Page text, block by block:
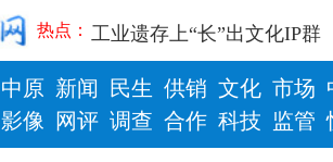
热点： 工业遗存上“长”出文化IP群
河南可再生能源装机突破1
三个“没想到”刷新港区速度
336件（组）意大利文物在
河南省政协十三届常委会第
中原
影像
新闻
网评
民生
调查
供销
合作
文化
科技
市场
监管